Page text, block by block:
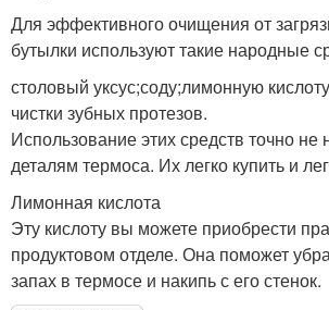
Для эффективного очищения от
бутылки используют такие народные
столовый уксус;соду;лимонную
чистки зубных протезов.
Использование этих средств точно не
деталям термоса. Их легко купить и
Лимонная кислота
Эту кислоту вы можете приобрести
продуктовом отделе. Она поможет
запах в термосе и накипь с его стенок.